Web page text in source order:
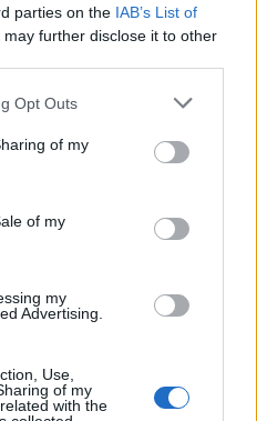
parties on the IAB’s List of
may further disclose it to other
uses one or more Google
behaviour. You may click to
and its third-party tags to
purposes in below Google
Opt Outs
of my
of my
my
Advertising.
Use,
of my
with the
Diturco